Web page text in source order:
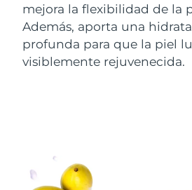
mejora la flexibilidad de la
Además, aporta una
profunda para que la piel
visiblemente rejuvenecida.
México
Mónaco
Noruega
Omán